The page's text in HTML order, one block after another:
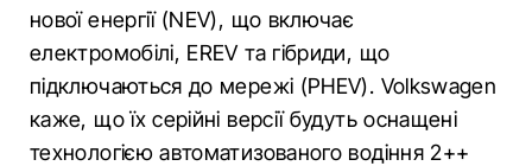
нової енергії (NEV), що включає
електромобілі, EREV та гібриди, що
підключаються до мережі (PHEV). Volkswagen
каже, що їх серійні версії будуть оснащені
технологією автоматизованого водіння 2++